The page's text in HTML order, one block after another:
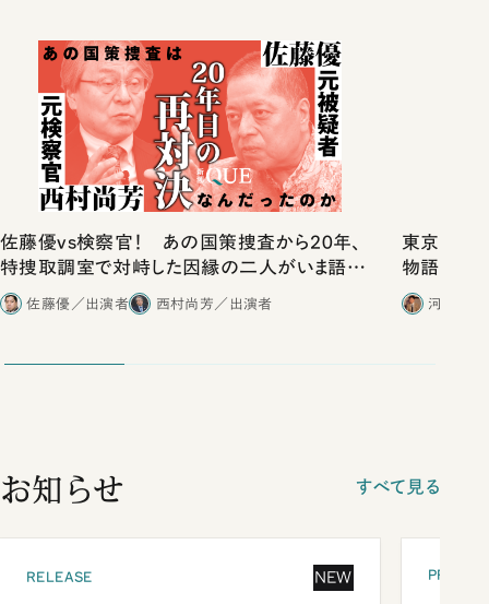
佐藤優vs検察官！ あの国策捜査から20年、
特捜取調室で対峙した因縁の二人がいま語り
合ったこと
佐藤優／出演者 西村尚芳／出演者
東京は都
物語」に
河野有
お知らせ すべて見る
RELEASE NEW